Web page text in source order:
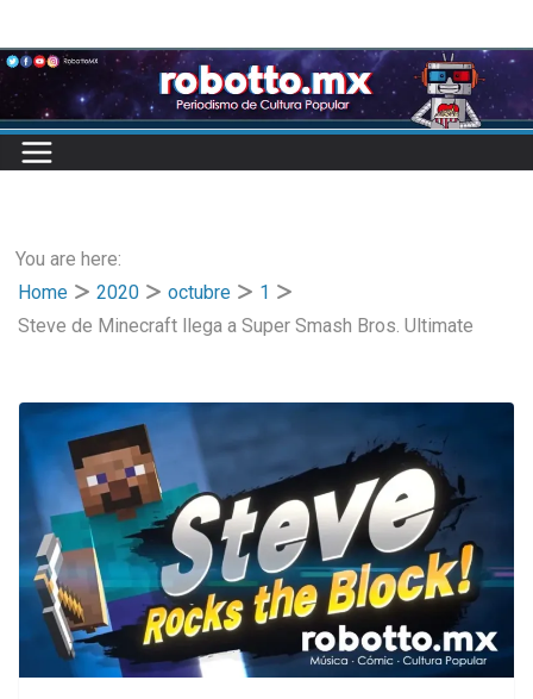
to
content
You are here:
Home
2020 octubre
1
Steve de Minecraft llega a Super Smash Bros. Ultimate